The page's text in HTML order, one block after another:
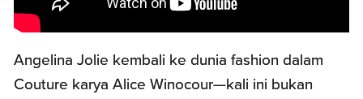
Angelina Jolie kembali ke dunia fashion dalam
Couture karya Alice Winocour—kali ini bukan